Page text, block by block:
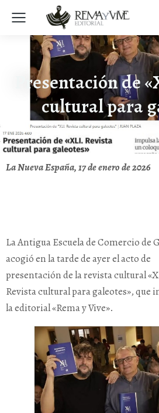
Presentación de
cultural para
La Nueva España, 17 de enero de 2026
La Antigua Escuela de Comercio de
acogió en la tarde de ayer el acto de
presentación de la revista cultural
Revista cultural para galeotes», que
la editorial «Rema y Vive».